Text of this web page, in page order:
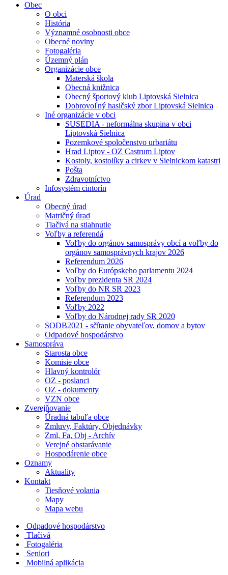
Obec
O obci
História
Významné osobnosti obce
Obecné noviny
Fotogaléria
Územný plán
Organizácie obce
Materská škola
Obecná knižnica
Obecný športový klub Liptovská Sielnica
Dobrovoľný hasičský zbor Liptovská Sielnica
Iné organizácie v obci
SUSEDIA - neformálna skupina v obci
Liptovská Sielnica
Pozemkové spoločenstvo urbariátu
Hrad Liptov - OZ Castrum Liptov
Kostoly, kostolíky a cirkev v Sielnickom katastri
Pošta
Zdravotníctvo
Infosystém cintorín
Úrad
Obecný úrad
Matričný úrad
Tlačivá na stiahnutie
Voľby a referendá
Voľby do orgánov samosprávy obcí a voľby do
orgánov samosprávnych krajov 2026
Referendum 2026
Voľby do Európskeho parlamentu 2024
Voľby prezidenta SR 2024
Voľby do NR SR 2023
Referendum 2023
Voľby 2022
Voľby do Národnej rady SR 2020
SODB2021 - sčítanie obyvateľov, domov a bytov
Odpadové hospodárstvo
Samospráva
Starosta obce
Komisie obce
Hlavný kontrolór
OZ - poslanci
OZ - dokumenty
VZN obce
Zverejňovanie
Úradná tabuľa obce
Zmluvy, Faktúry, Objednávky
Zml, Fa, Obj - Archív
Verejné obstarávanie
Hospodárenie obce
Oznamy
Aktuality
Kontakt
Tiesňové volania
Mapy
Mapa webu
Odpadové hospodárstvo
Tlačivá
Fotogaléria
Seniori
Mobilná aplikácia